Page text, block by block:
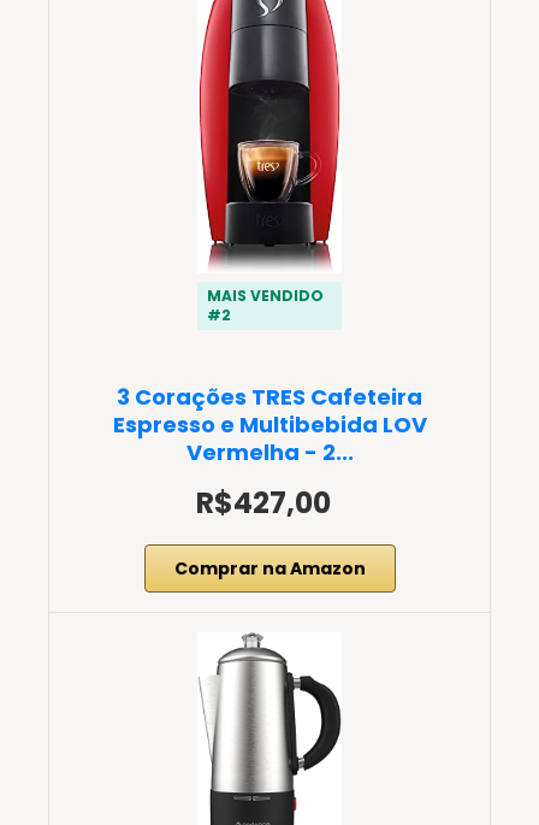
MAIS VENDIDO
#2
3 Corações TRES Cafeteira
Espresso e Multibebida LOV
Vermelha - 2...
R$427,00
Comprar na Amazon